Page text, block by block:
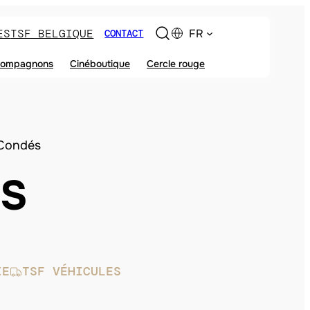
TSF BELGIQUE CONTACT FR
Cinéboutique Cercle rouge
TSF VÉHICULES